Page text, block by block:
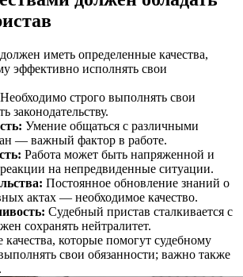
иметь определенные качества,
эффективно исполнять свои
Необходимо строго выполнять свои
законодательству.
: Умение общаться с различными
— важный фактор в работе.
: Работа может быть напряженной и
на непредвиденные ситуации.
: Постоянное обновление знаний о
актах — необходимое качество.
: Судебный пристав сталкивается с
сохранять нейтралитет.
которые помогут судебному
свои обязанности; важно также